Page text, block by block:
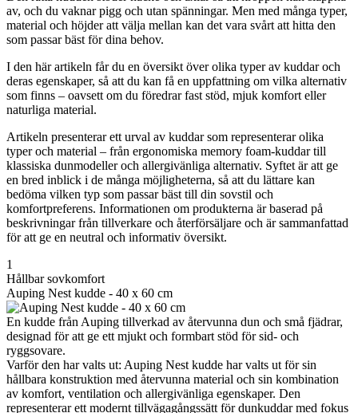
av, och du vaknar pigg och utan spänningar. Men med många typer,
material och höjder att välja mellan kan det vara svårt att hitta den
som passar bäst för dina behov.
I den här artikeln får du en översikt över olika typer av kuddar och
deras egenskaper, så att du kan få en uppfattning om vilka alternativ
som finns – oavsett om du föredrar fast stöd, mjuk komfort eller
naturliga material.
Artikeln presenterar ett urval av kuddar som representerar olika
typer och material – från ergonomiska memory foam-kuddar till
klassiska dunmodeller och allergivänliga alternativ. Syftet är att ge
en bred inblick i de många möjligheterna, så att du lättare kan
bedöma vilken typ som passar bäst till din sovstil och
komfortpreferens. Informationen om produkterna är baserad på
beskrivningar från tillverkare och återförsäljare och är sammanfattad
för att ge en neutral och informativ översikt.
1
Hållbar sovkomfort
Auping Nest kudde - 40 x 60 cm
En kudde från Auping tillverkad av återvunna dun och små fjädrar,
designad för att ge ett mjukt och formbart stöd för sid- och
ryggsovare.
Varför den har valts ut: Auping Nest kudde har valts ut för sin
hållbara konstruktion med återvunna material och sin kombination
av komfort, ventilation och allergivänliga egenskaper. Den
representerar ett modernt tillvägagångssätt för dunkuddar med fokus